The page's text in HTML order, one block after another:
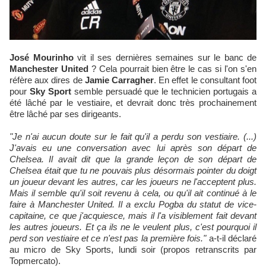
José Mourinhovit il ses dernières semaines sur le banc de
Manchester United? Cela pourrait bien être le cas si l'on s'en
réfère aux dires de Jamie Carragher. En effet le consultant foot
pour Sky Sportsemble persuadé que le technicien portugais a
été lâché par le vestiaire, et devrait donc très prochainement
être lâché par ses dirigeants.
"Je n'ai aucun doute sur le fait qu'il a perdu son vestiaire. (...)
J'avais eu une conversation avec lui après son départ de
Chelsea. Il avait dit que la grande leçon de son départ de
Chelsea était que tu ne pouvais plus désormais pointer du doigt
un joueur devant les autres, car les joueurs ne l'acceptent plus.
Mais il semble qu'il soit revenu à cela, ou qu'il ait continué à le
faire à Manchester United. Il a exclu Pogba du statut de vice-
capitaine, ce que j'acquiesce, mais il l'a visiblement fait devant
les autres joueurs. Et ça ils ne le veulent plus, c'est pourquoi il
perd son vestiaire et ce n'est pas la première fois."a-t-il déclaré
au micro de Sky Sports, lundi soir (propos retranscrits par
Topmercato).